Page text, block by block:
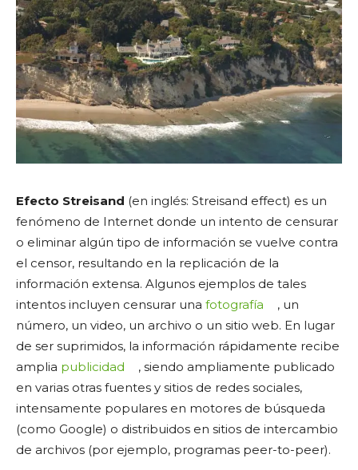
Efecto Streisand (en inglés: Streisand effect) es un
fenómeno de Internet donde un intento de censurar
o eliminar algún tipo de información se vuelve contra
el censor, resultando en la replicación de la
información extensa. Algunos ejemplos de tales
intentos incluyen censurar una fotografía
, un
número, un video, un archivo o un sitio web. En lugar
de ser suprimidos, la información rápidamente recibe
amplia publicidad
, siendo ampliamente publicado
en varias otras fuentes y sitios de redes sociales,
intensamente populares en motores de búsqueda
(como Google) o distribuidos en sitios de intercambio
de archivos (por ejemplo, programas peer-to-peer).